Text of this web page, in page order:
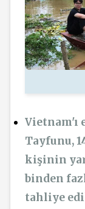
Vietnam'ı
Tayfunu,
kişinin
binden
tahliye